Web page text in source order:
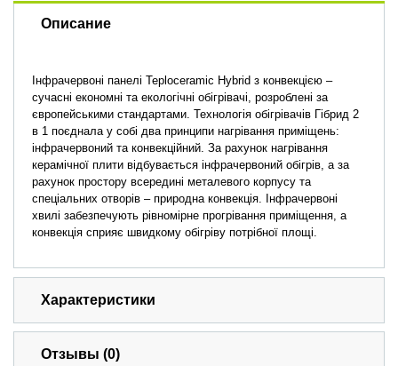
Описание
Інфрачервоні панелі Teploceramic Hybrid з конвекцією –
сучасні економні та екологічні обігрівачі, розроблені за
європейськими стандартами. Технологія обігрівачів Гібрид 2
в 1 поєднала у собі два принципи нагрівання приміщень:
інфрачервоний та конвекційний. За рахунок нагрівання
керамічної плити відбувається інфрачервоний обігрів, а за
рахунок простору всередині металевого корпусу та
спеціальних отворів – природна конвекція. Інфрачервоні
хвилі забезпечують рівномірне прогрівання приміщення, а
конвекція сприяє швидкому обігріву потрібної площі.
Характеристики
Отзывы (0)